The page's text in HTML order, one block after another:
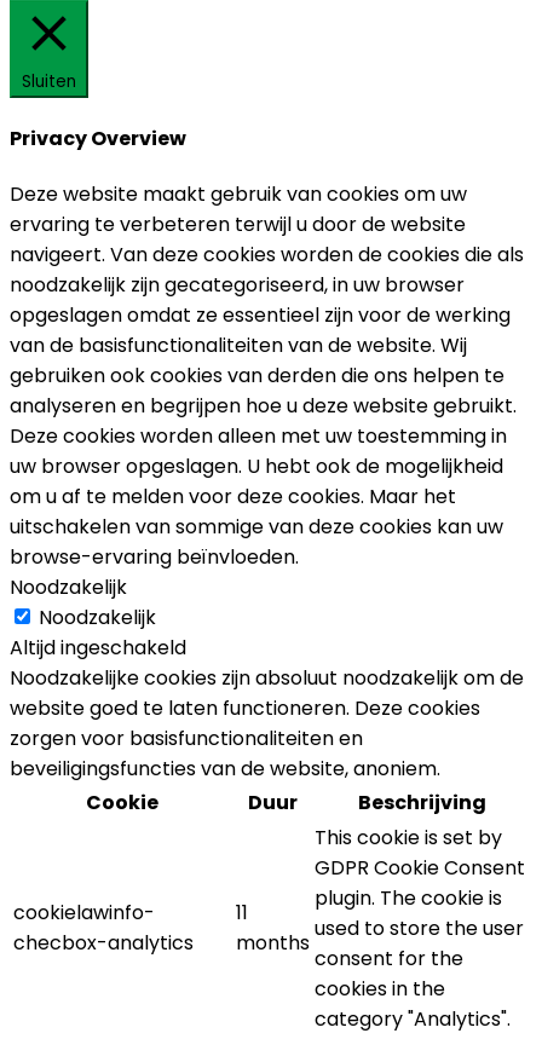
Sluiten
Privacy Overview
Deze website maakt gebruik van cookies om uw
ervaring te verbeteren terwijl u door de website
navigeert. Van deze cookies worden de cookies die als
noodzakelijk zijn gecategoriseerd, in uw browser
opgeslagen omdat ze essentieel zijn voor de werking
van de basisfunctionaliteiten van de website. Wij
gebruiken ook cookies van derden die ons helpen te
analyseren en begrijpen hoe u deze website gebruikt.
Deze cookies worden alleen met uw toestemming in
uw browser opgeslagen. U hebt ook de mogelijkheid
om u af te melden voor deze cookies. Maar het
uitschakelen van sommige van deze cookies kan uw
browse-ervaring beïnvloeden.
Noodzakelijk
Noodzakelijk
Altijd ingeschakeld
Noodzakelijke cookies zijn absoluut noodzakelijk om de
website goed te laten functioneren. Deze cookies
zorgen voor basisfunctionaliteiten en
beveiligingsfuncties van de website, anoniem.
Cookie
Duur Beschrijving
cookielawinfo-
checbox-analytics
11
months
This cookie is set by
GDPR Cookie Consent
plugin. The cookie is
used to store the user
consent for the
cookies in the
category "Analytics".